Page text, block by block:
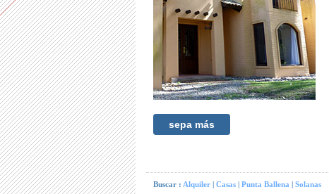
sepa más
Buscar : Alquiler Casas Punta Ballena Solanas